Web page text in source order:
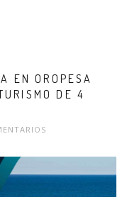
EN OROPESA
DE 4